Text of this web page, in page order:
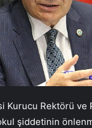
Kurucu Rektörü ve
şiddetinin